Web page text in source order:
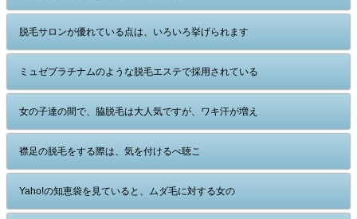
脱毛サロンが優れている点は、いろいろ挙げられます
ミュゼプラチナムのような脱毛エステで採用されている
女の子達の間で、脇脱毛は大人気ですが、ワキ汗が増え
襟足の脱毛をする際は、気を付けるべ聴こ
Yaho!の知恵袋を見ていると、ムダ毛に対する女の